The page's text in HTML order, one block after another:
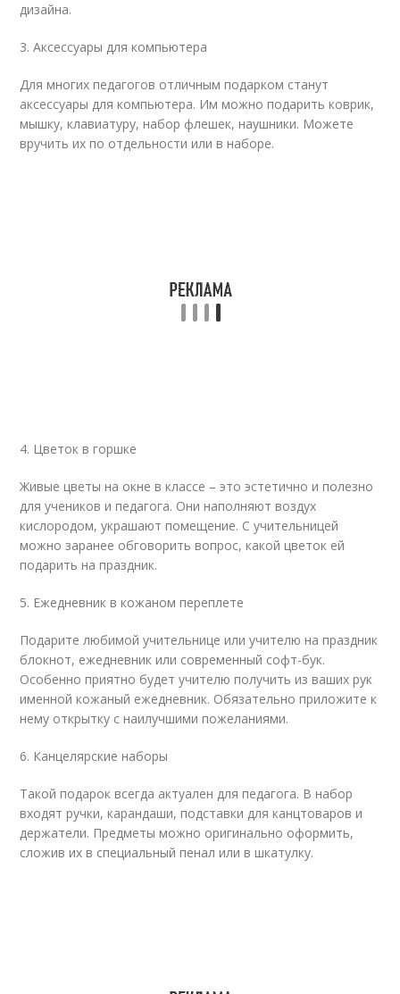
дизайна.
3. Аксессуары для компьютера
Для многих педагогов отличным подарком станут
аксессуары для компьютера. Им можно подарить коврик,
мышку, клавиатуру, набор флешек, наушники. Можете
вручить их по отдельности или в наборе.
4. Цветок в горшке
Живые цветы на окне в классе – это эстетично и полезно
для учеников и педагога. Они наполняют воздух
кислородом, украшают помещение. С учительницей
можно заранее обговорить вопрос, какой цветок ей
подарить на праздник.
5. Ежедневник в кожаном переплете
Подарите любимой учительнице или учителю на праздник
блокнот, ежедневник или современный софт-бук.
Особенно приятно будет учителю получить из ваших рук
именной кожаный ежедневник. Обязательно приложите к
нему открытку с наилучшими пожеланиями.
6. Канцелярские наборы
Такой подарок всегда актуален для педагога. В набор
входят ручки, карандаши, подставки для канцтоваров и
держатели. Предметы можно оригинально оформить,
сложив их в специальный пенал или в шкатулку.